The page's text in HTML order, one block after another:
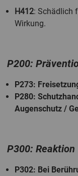
H412: Schädlich
Wirkung.
P200:
P273:
P280:
Augenschutz /
P300: Reaktion
P302: Bei